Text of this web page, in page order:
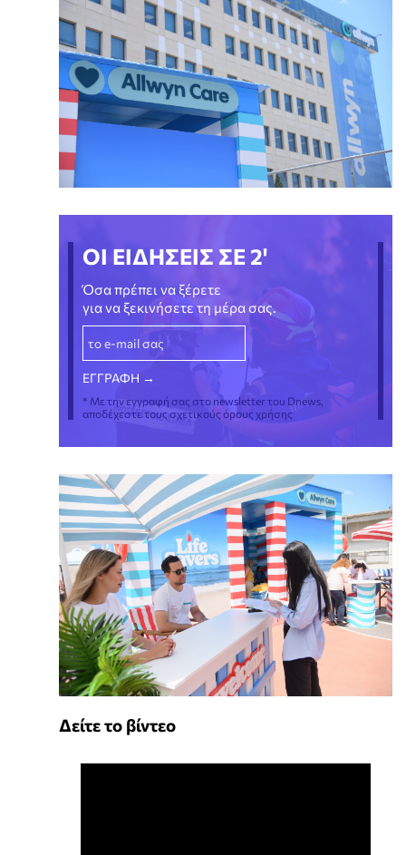
ΟΙ ΕΙΔΗΣΕΙΣ ΣΕ 2'
Όσα πρέπει να ξέρετε
για να ξεκινήσετε τη μέρα σας.
* Με την εγγραφή σας στο newsletter του Dnews,
αποδέχεστε τους σχετικούς όρους χρήσης
Δείτε το βίντεο